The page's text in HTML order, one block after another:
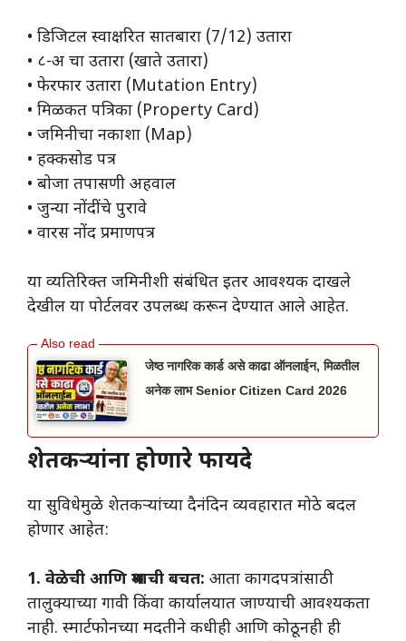
• ​डिजिटल स्वाक्षरित सातबारा (7/12) उतारा
• ​८-अ चा उतारा (खाते उतारा)
• ​फेरफार उतारा (Mutation Entry)
• ​मिळकत पत्रिका (Property Card)
• ​जमिनीचा नकाशा (Map)
• ​हक्कसोड पत्र
• ​बोजा तपासणी अहवाल
• ​जुन्या नोंदींचे पुरावे
• ​वारस नोंद प्रमाणपत्र
या व्यतिरिक्त जमिनीशी संबंधित इतर आवश्यक दाखले
देखील या पोर्टलवर उपलब्ध करून देण्यात आले आहेत.
जेष्ठ नागरिक कार्ड असे काढा ऑनलाईन, मिळतील
अनेक लाभ Senior Citizen Card 2026
शेतकऱ्यांना होणारे फायदे
​या सुविधेमुळे शेतकऱ्यांच्या दैनंदिन व्यवहारात मोठे बदल
होणार आहेत:
1. वेळेची आणि श्रमाची बचत: आता कागदपत्रांसाठी
तालुक्याच्या गावी किंवा कार्यालयात जाण्याची आवश्यकता
नाही. स्मार्टफोनच्या मदतीने कधीही आणि कोठूनही ही